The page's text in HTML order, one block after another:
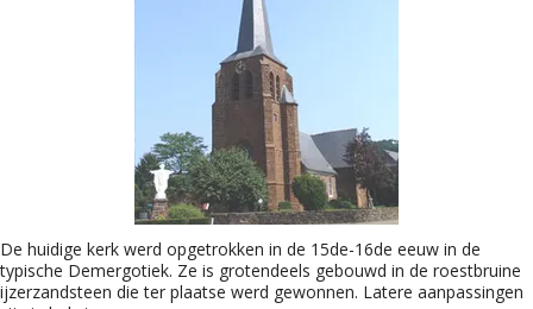
De huidige kerk werd opgetrokken in de 15de-16de eeuw in de
typische Demergotiek. Ze is grotendeels gebouwd in de roestbruine
ijzerzandsteen die ter plaatse werd gewonnen. Latere aanpassingen